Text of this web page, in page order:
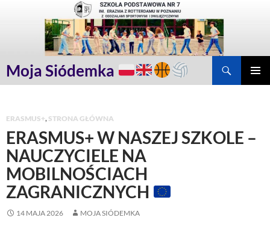
Moja Siódemka
ERASMUS+, STRONA GŁÓWNA
ERASMUS+ W NASZEJ SZKOLE –
NAUCZYCIELE NA
MOBILNOŚCIACH
ZAGRANICZNYCH
14 MAJA 2026 MOJA SIÓDEMKA